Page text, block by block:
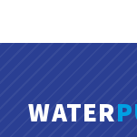
WATER